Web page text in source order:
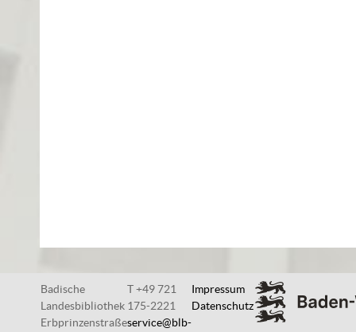
Badische
Landesbibliothek
Erbprinzenstraße
T +49 721
175-2221
service@blb-
Impressum
Datenschutz